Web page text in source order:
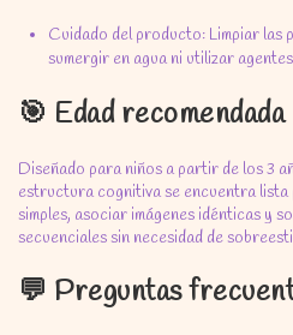
Cuidado del producto: Limpiar las
sumergir en agua ni utilizar
🎯 Edad recomendada
Diseñado para niños a partir de los 3
estructura cognitiva se encuentra
simples, asociar imágenes idénticas y
secuenciales sin necesidad de
💬 Preguntas